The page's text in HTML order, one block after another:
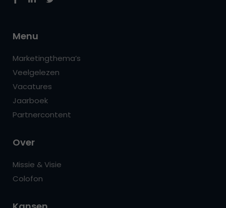
Menu
Marketingthema’s
Veelgelezen
Vacatures
Jaarboek
Partnercontent
Over
Missie & Visie
Colofon